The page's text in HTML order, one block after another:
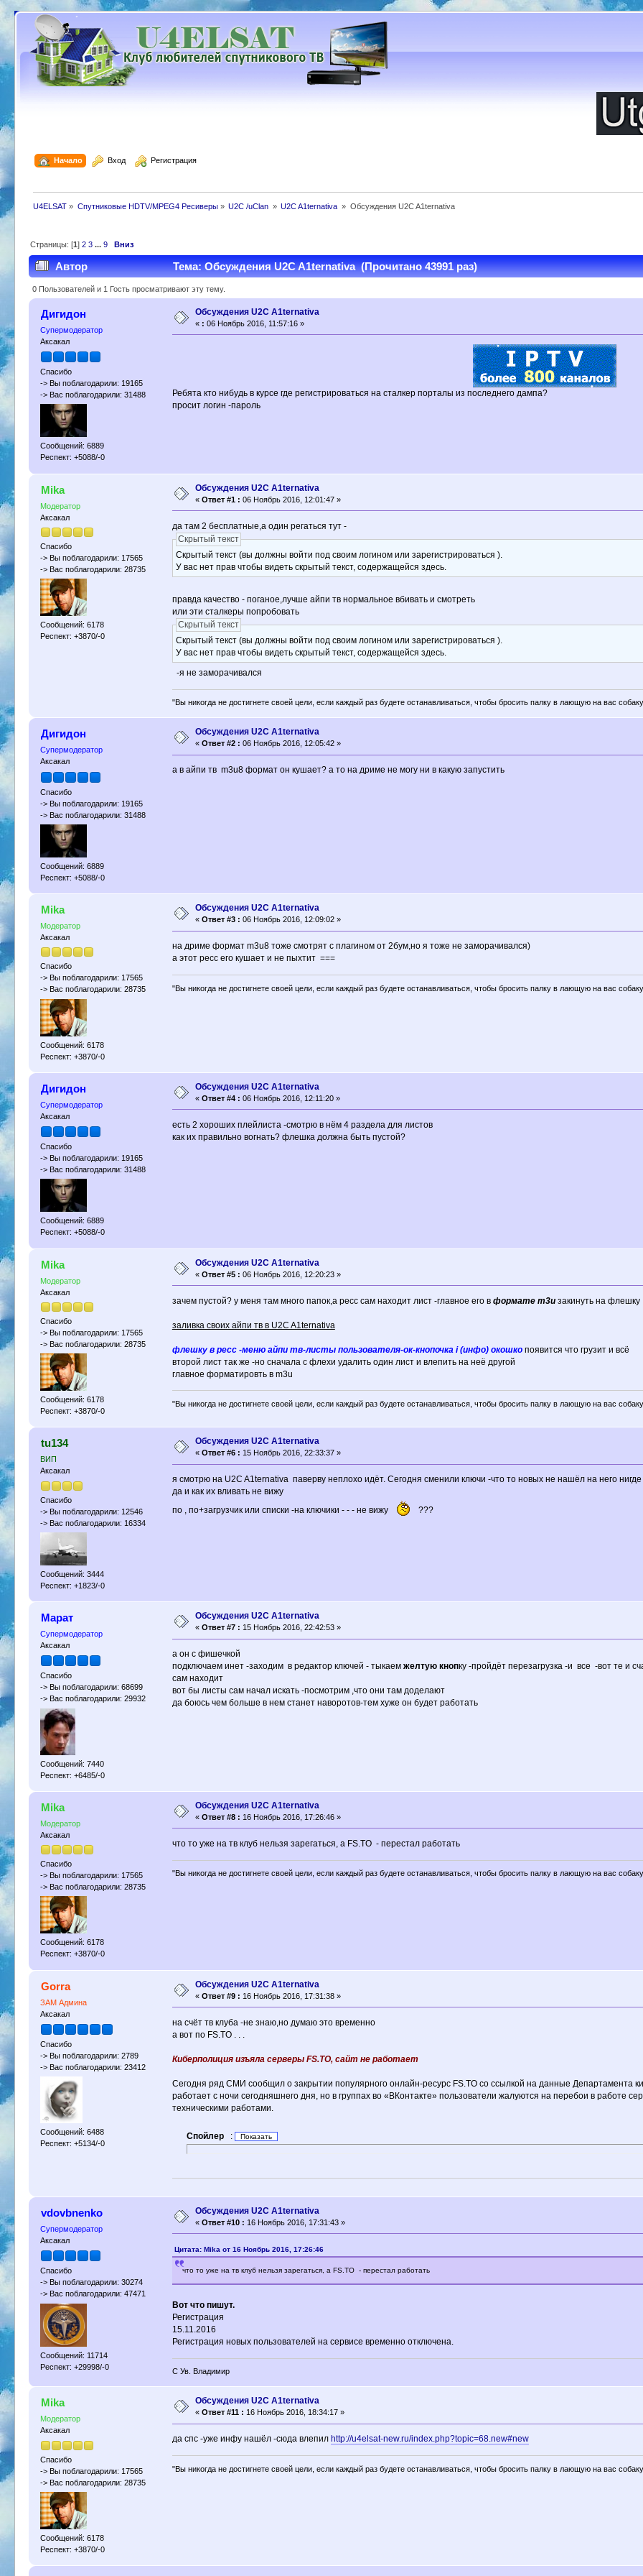
Начало Вход Регистрация
U4ELSAT » Спутниковые HDTV/MPEG4 Ресиверы» U2C /uClan » U2C A1ternativa » Обсуждения U2C A1ternativa
Страницы: [1]2 3 ...9 Вниз
Автор Тема: Обсуждения U2C A1ternativa (Прочитано 43991 раз)
0 Пользователей и 1 Гость просматривают эту тему.
Дигидон
Супермодератор
Аксакал
Спасибо
-> Вы поблагодарили: 19165
-> Вас поблагодарили: 31488
Сообщений: 6889
Респект: +5088/-0
Обсуждения U2C A1ternativa
« : 06 Ноябрь 2016, 11:57:16 »
Ребята кто нибудь в курсе где регистрироваться на сталкер порталы из последнего дампа?
просит логин -пароль
Mika
Модератор
Аксакал
Спасибо
-> Вы поблагодарили: 17565
-> Вас поблагодарили: 28735
Сообщений: 6178
Респект: +3870/-0
Обсуждения U2C A1ternativa
«Ответ #1 : 06 Ноябрь 2016, 12:01:47 »
да там 2 бесплатные,а один регаться тут -
Скрытый текст
Скрытый текст (вы должны войти под своим логином или зарегистрироваться ).
У вас нет прав чтобы видеть скрытый текст, содержащейся здесь.
правда качество - поганое,лучше айпи тв нормальное вбивать и смотреть
или эти сталкеры попробовать
Скрытый текст
Скрытый текст (вы должны войти под своим логином или зарегистрироваться ).
У вас нет прав чтобы видеть скрытый текст, содержащейся здесь.
-я не заморачивался
"Вы никогда не достигнете своей цели, если каждый раз будете останавливаться, чтобы бросить палку в лающую на вас
Дигидон
Супермодератор
Аксакал
Спасибо
-> Вы поблагодарили: 19165
-> Вас поблагодарили: 31488
Сообщений: 6889
Респект: +5088/-0
Обсуждения U2C A1ternativa
«Ответ #2 : 06 Ноябрь 2016, 12:05:42 »
а в айпи тв m3u8 формат он кушает? а то на дриме не могу ни в какую запустить
Mika
Модератор
Аксакал
Спасибо
-> Вы поблагодарили: 17565
-> Вас поблагодарили: 28735
Сообщений: 6178
Респект: +3870/-0
Обсуждения U2C A1ternativa
«Ответ #3 : 06 Ноябрь 2016, 12:09:02 »
на дриме формат m3u8 тоже смотрят с плагином от 2бум,но я тоже не заморачивался)
а этот ресс его кушает и не пыхтит ===
"Вы никогда не достигнете своей цели, если каждый раз будете останавливаться, чтобы бросить палку в лающую на вас
Дигидон
Супермодератор
Аксакал
Спасибо
-> Вы поблагодарили: 19165
-> Вас поблагодарили: 31488
Сообщений: 6889
Респект: +5088/-0
Обсуждения U2C A1ternativa
«Ответ #4 : 06 Ноябрь 2016, 12:11:20 »
есть 2 хороших плейлиста -смотрю в нём 4 раздела для листов
как их правильно вогнать? флешка должна быть пустой?
Mika
Модератор
Аксакал
Спасибо
-> Вы поблагодарили: 17565
-> Вас поблагодарили: 28735
Сообщений: 6178
Респект: +3870/-0
Обсуждения U2C A1ternativa
«Ответ #5 : 06 Ноябрь 2016, 12:20:23 »
зачем пустой? у меня там много папок,а ресс сам находит лист -главное его в формате m3uзакинуть на флешку
заливка своих айпи тв в U2C A1ternativa
флешку в ресс -меню айпи тв-листы пользователя-ок-кнопочка i (инфо) окошко появится что грузит и всё
второй лист так же -но сначала с флехи удалить один лист и влепить на неё другой
главное форматировть в m3u
"Вы никогда не достигнете своей цели, если каждый раз будете останавливаться, чтобы бросить палку в лающую на вас
tu134
ВИП
Аксакал
Спасибо
-> Вы поблагодарили: 12546
-> Вас поблагодарили: 16334
Сообщений: 3444
Респект: +1823/-0
Обсуждения U2C A1ternativa
«Ответ #6 : 15 Ноябрь 2016, 22:33:37 »
я смотрю на U2C A1ternativa паверву неплохо идёт. Сегодня сменили ключи -что то новых не нашёл на него нигде
да и как их вливать не вижу
по , по+загрузчик или списки -на ключики - - - не вижу
???
Марат
Супермодератор
Аксакал
Спасибо
-> Вы поблагодарили: 68699
-> Вас поблагодарили: 29932
Сообщений: 7440
Респект: +6485/-0
Обсуждения U2C A1ternativa
«Ответ #7 : 15 Ноябрь 2016, 22:42:53 »
а он с фишечкой
подключаем инет -заходим в редактор ключей - тыкаем желтую кнопку -пройдёт перезагрузка -и все -вот те и
сам находит
вот бы листы сам начал искать -посмотрим ,что они там доделают
да боюсь чем больше в нем станет наворотов-тем хуже он будет работать
Mika
Модератор
Аксакал
Спасибо
-> Вы поблагодарили: 17565
-> Вас поблагодарили: 28735
Сообщений: 6178
Респект: +3870/-0
Обсуждения U2C A1ternativa
«Ответ #8 : 16 Ноябрь 2016, 17:26:46 »
что то уже на тв клуб нельзя зарегаться, а FS.TO - перестал работать
"Вы никогда не достигнете своей цели, если каждый раз будете останавливаться, чтобы бросить палку в лающую на вас
Gorra
ЗАМ Админа
Аксакал
Спасибо
-> Вы поблагодарили: 2789
-> Вас поблагодарили: 23412
Сообщений: 6488
Респект: +5134/-0
Обсуждения U2C A1ternativa
«Ответ #9 : 16 Ноябрь 2016, 17:31:38 »
на счёт тв клуба -не знаю,но думаю это временно
а вот по FS.TO . . .
Киберполиция изъяла серверы FS.TO, сайт не работает
Сегодня ряд СМИ сообщил о закрытии популярного онлайн-ресурс FS.TO со ссылкой на данные Департамента
работает с ночи сегодняшнего дня, но в группах во «ВКонтакте» пользователи жалуются на перебои в работе
техническими работами.
Спойлер :
vdovbnenko
Супермодератор
Аксакал
Спасибо
-> Вы поблагодарили: 30274
-> Вас поблагодарили: 47471
Сообщений: 11714
Респект: +29998/-0
Обсуждения U2C A1ternativa
«Ответ #10 : 16 Ноябрь 2016, 17:31:43 »
Цитата: Mika от 16 Ноябрь 2016, 17:26:46
что то уже на тв клуб нельзя зарегаться, а FS.TO - перестал работать
Вот что пишут.
Регистрация
15.11.2016
Регистрация новых пользователей на сервисе временно отключена.
С Ув. Владимир
Mika
Модератор
Аксакал
Спасибо
-> Вы поблагодарили: 17565
-> Вас поблагодарили: 28735
Сообщений: 6178
Респект: +3870/-0
Обсуждения U2C A1ternativa
«Ответ #11 : 16 Ноябрь 2016, 18:34:17 »
да спс -уже инфу нашёл -сюда влепил http://u4elsat-new.ru/index.php?topic=68.new#new
"Вы никогда не достигнете своей цели, если каждый раз будете останавливаться, чтобы бросить палку в лающую на вас